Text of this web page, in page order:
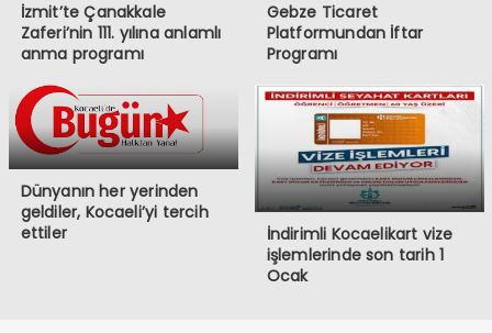
İzmit’te Çanakkale
Zaferi’nin 111. yılına anlamlı
anma programı
Gebze Ticaret
Platformundan İftar
Programı
Dünyanın her yerinden
geldiler, Kocaeli’yi tercih
ettiler
İndirimli Kocaelikart vize
işlemlerinde son tarih 1
Ocak